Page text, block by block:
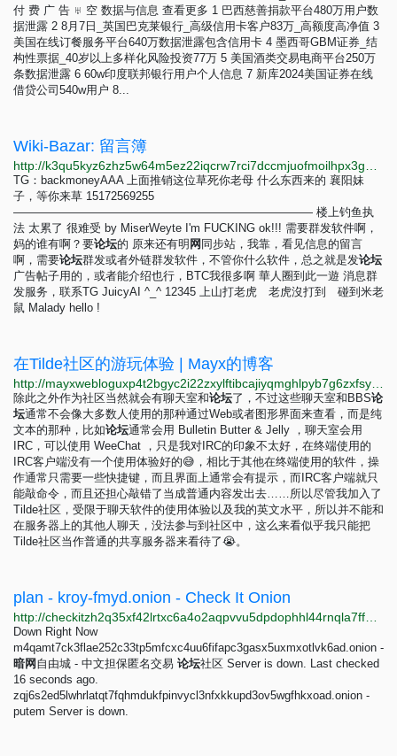
付 费 广 告 ♅ 空 数据与信息 查看更多 1 巴西慈善捐款平台480万用户数
据泄露 2 8月7日_英国巴克莱银行_高级信用卡客户83万_高额度高净值 3
美国在线订餐服务平台640万数据泄露包含信用卡 4 墨西哥GBM证券_结
构性票据_40岁以上多样化风险投资77万 5 美国酒类交易电商平台250万
条数据泄露 6 60w印度联邦银行用户个人信息 7 新库2024美国证券在线
借贷公司540w用户 8...
Wiki-Bazar: 留言簿
TG：backmoneyAAA 上面推销这位草死你老母 什么东西来的 襄阳妹
子，等你来草 15172569255
—————————————————————————— 楼上钓鱼执
法 太累了 很难受 by MiserWeyte I'm FUCKING ok!!! 需要群发软件啊，
妈的谁有啊？要论坛的 原来还有明 网 同步站，我靠，看见信息的留言
啊，需要论坛群发或者外链群发软件，不管你什么软件，总之就是发论坛
广告帖子用的，或者能介绍也行，BTC我很多啊 華人圈到此一遊 消息群
发服务，联系TG JuicyAI ^_^ 12345 上山打老虎 老虎沒打到 碰到米老
鼠 Malady hello !
在Tilde社区的游玩体验 | Mayx的博客
除此之外作为社区当然就会有聊天室和论坛了，不过这些聊天室和BBS论
坛通常不会像大多数人使用的那种通过Web或者图形界面来查看，而是纯
文本的那种，比如论坛通常会用 Bulletin Butter & Jelly ，聊天室会用
IRC，可以使用 WeeChat ，只是我对IRC的印象不太好，在终端使用的
IRC客户端没有一个使用体验好的😅，相比于其他在终端使用的软件，操
作通常只需要一些快捷键，而且界面上通常会有提示，而IRC客户端就只
能敲命令，而且还担心敲错了当成普通内容发出去……所以尽管我加入了
Tilde社区，受限于聊天软件的使用体验以及我的英文水平，所以并不能和
在服务器上的其他人聊天，没法参与到社区中，这么来看似乎我只能把
Tilde社区当作普通的共享服务器来看待了😭。
plan - kroy-fmyd.onion - Check It Onion
Down Right Now
m4qamt7ck3flae252c33tp5mfcxc4uu6fifapc3gasx5uxmxotlvk6ad.onion -
暗网 自由城 - 中文担保匿名交易 论坛社区 Server is down. Last checked
16 seconds ago.
zqj6s2ed5lwhrlatqt7fqhmdukfpinvycl3nfxkkupd3ov5wgfhkxoad.onion -
putem Server is down.